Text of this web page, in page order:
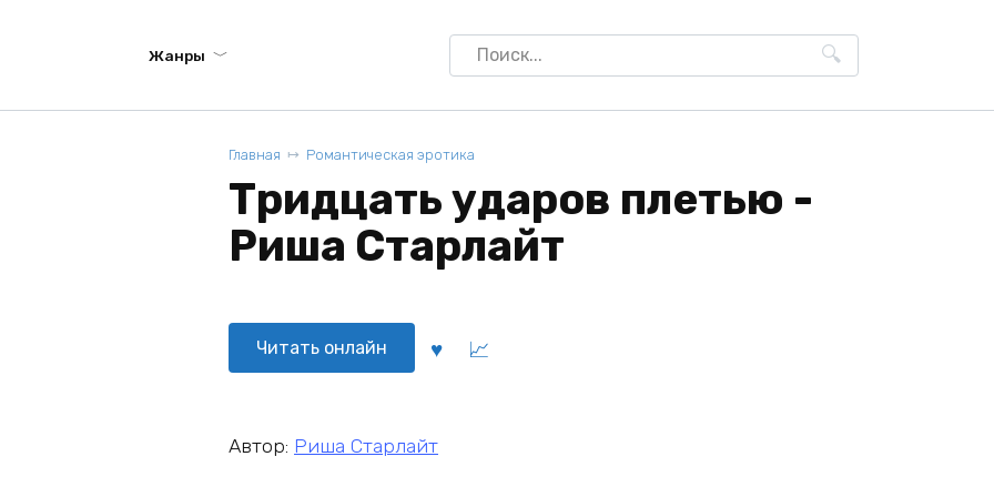
Жанры
Search
for:
Главная Романтическая эротика
Тридцать ударов плетью -
Риша Старлайт
Читать онлайн
Автор: Риша Старлайт